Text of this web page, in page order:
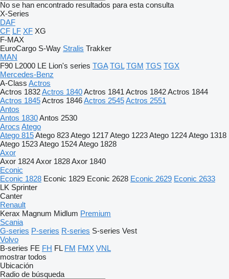
No se han encontrado resultados para esta consulta
X-Series
DAF
CF LF XF XG
F-MAX
EuroCargo S-Way Stralis Trakker
MAN
F90 L2000 LE Lion's series TGA TGL TGM TGS TGX
Mercedes-Benz
A-Class Actros
Actros 1832Actros 1840Actros 1841 Actros 1842Actros 1844
Actros 1845Actros 1846Actros 2545Actros 2551
Antos
Antos 1830Antos 2530
Arocs Atego
Atego 815Atego 823Atego 1217Atego 1223Atego 1224Atego 1318
Atego 1523Atego 1524Atego 1828
Axor
Axor 1824Axor 1828Axor 1840
Econic
Econic 1828 Econic 1829 Econic 2628 Econic 2629 Econic 2633
LK Sprinter
Canter
Renault
Kerax Magnum Midlum Premium
Scania
G-series P-series R-series S-series Vest
Volvo
B-series FE FH FL FM FMX VNL
mostrar todos
Ubicación
Radio de búsqueda